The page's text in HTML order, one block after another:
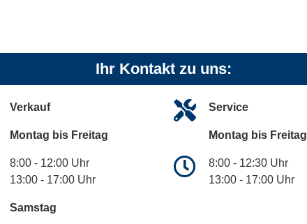
Ihr Kontakt zu uns:
Verkauf
Montag bis Freitag
8:00 - 12:00 Uhr
13:00 - 17:00 Uhr
Samstag
Service
Montag bis Freitag
8:00 - 12:30 Uhr
13:00 - 17:00 Uhr